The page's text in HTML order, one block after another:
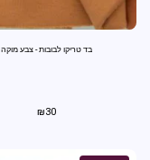
בד טריקו לבובות - צבע מוקה
₪30